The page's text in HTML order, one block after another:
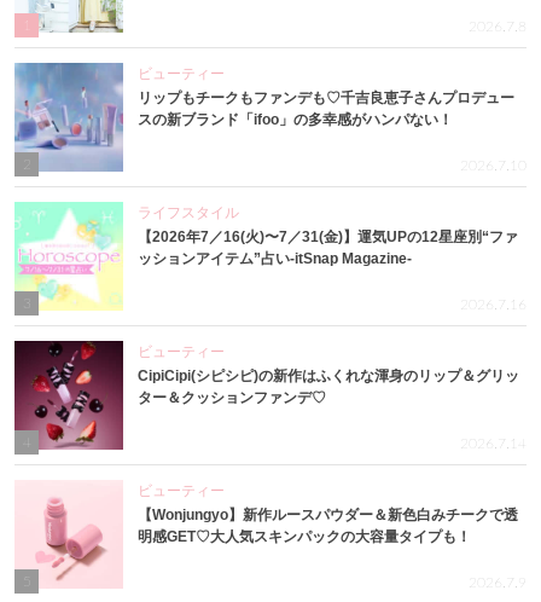
2026.7.8
ビューティー
リップもチークもファンデも♡千吉良恵子さんプロデュー
スの新ブランド「ifoo」の多幸感がハンパない！
2026.7.10
3
ライフスタイル
【2026年7／16(火)〜7／31(金)】運気UPの12星座別“ファ
ッションアイテム”占い-itSnap Magazine-
2026.7.16
ビューティー
CipiCipi(シピシピ)の新作はふくれな渾身のリップ＆グリッ
ター＆クッションファンデ♡
2026.7.14
ビューティー
【Wonjungyo】新作ルースパウダー＆新色白みチークで透
明感GET♡大人気スキンパックの大容量タイプも！
2026.7.9